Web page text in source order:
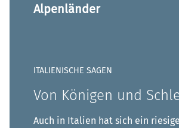
Alpenländer
ITALIENISCHE SAGEN
Von Königen und
Auch in Italien hat sich ein